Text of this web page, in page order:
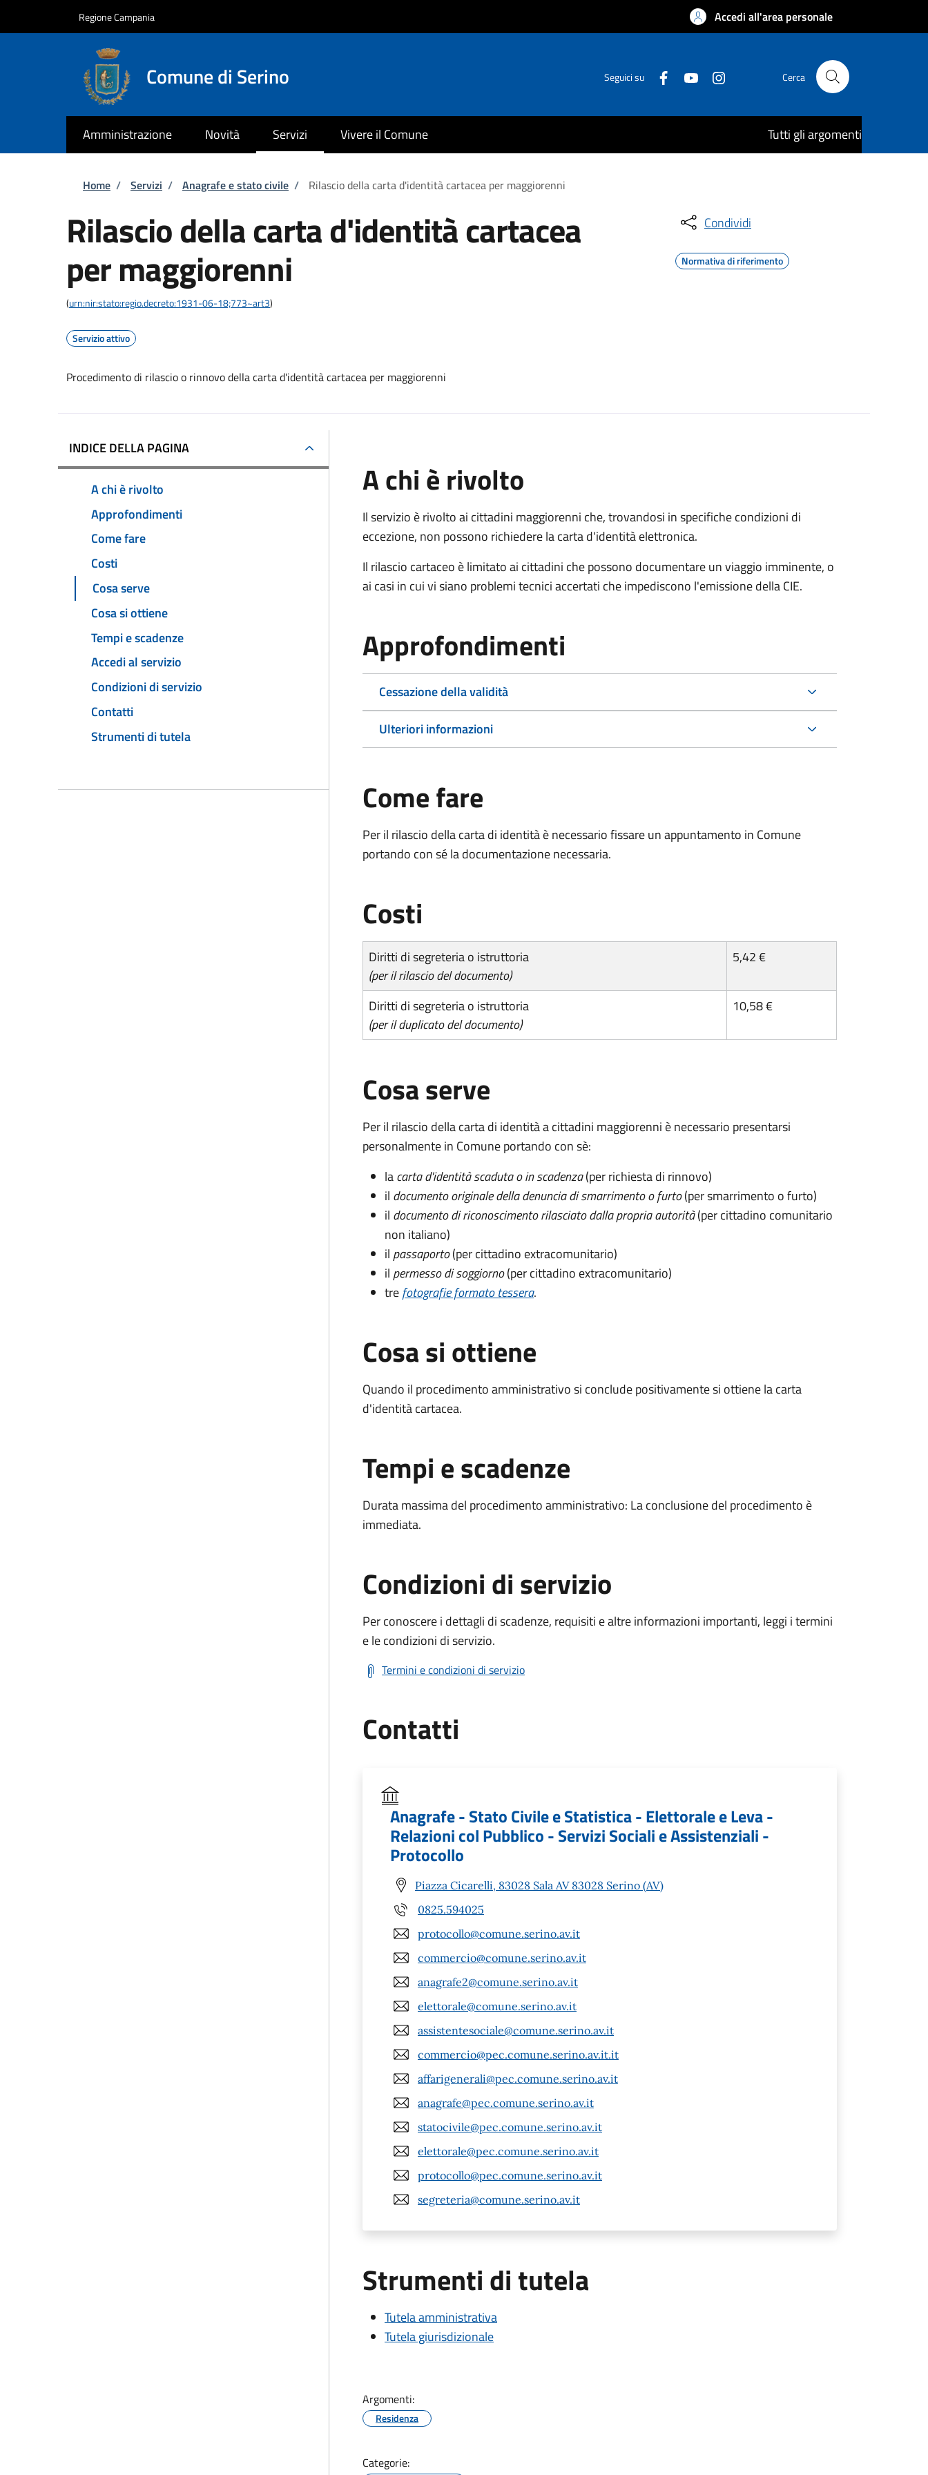
Regione Campania Accedi all'area personale
Comune di Serino Seguici su Cerca
Amministrazione Novità Servizi Vivere il Comune Tutti gli argomenti
Briciole di pane
Home / Servizi / Anagrafe e stato civile / Rilascio della carta d'identità cartacea per maggiorenni
Rilascio della carta d'identità cartacea
per maggiorenni
(urn:nir:stato:regio.decreto:1931-06-18;773~art3)
Servizio attivo
Procedimento di rilascio o rinnovo della carta d'identità cartacea per maggiorenni
Condividi
Normativa di riferimento
INDICE DELLA PAGINA
A chi è rivolto
Approfondimenti
Come fare
Costi
Cosa serve
Cosa si ottiene
Tempi e scadenze
Accedi al servizio
Condizioni di servizio
Contatti
Strumenti di tutela
A chi è rivolto
Il servizio è rivolto ai cittadini maggiorenni che, trovandosi in specifiche condizioni di
eccezione, non possono richiedere la carta d'identità elettronica.
Il rilascio cartaceo è limitato ai cittadini che possono documentare un viaggio imminente, o
ai casi in cui vi siano problemi tecnici accertati che impediscono l'emissione della CIE.
Approfondimenti
Cessazione della validità
Ulteriori informazioni
Come fare
Per il rilascio della carta di identità è necessario fissare un appuntamento in Comune
portando con sé la documentazione necessaria.
Costi
Diritti di segreteria o istruttoria
(per il rilascio del documento)
5,42 €
Diritti di segreteria o istruttoria
(per il duplicato del documento)
10,58 €
Cosa serve
Per il rilascio della carta di identità a cittadini maggiorenni è necessario presentarsi
personalmente in Comune portando con sè:
lacarta d'identità scaduta o in scadenza(per richiesta di rinnovo)
il documento originale della denuncia di smarrimento o furto(per smarrimento o furto)
il documento di riconoscimento rilasciato dalla propria autorità(per cittadino comunitario
non italiano)
il passaporto(per cittadino extracomunitario)
il permesso di soggiorno(per cittadino extracomunitario)
trefotografie formato tessera.
Cosa si ottiene
Quando il procedimento amministrativo si conclude positivamente si ottiene la carta
d'identità cartacea.
Tempi e scadenze
Durata massima del procedimento amministrativo: La conclusione del procedimento è
immediata.
Condizioni di servizio
Per conoscere i dettagli di scadenze, requisiti e altre informazioni importanti, leggi i termini
e le condizioni di servizio.
Termini e condizioni di servizio
Contatti
Anagrafe - Stato Civile e Statistica - Elettorale e Leva -
Relazioni col Pubblico - Servizi Sociali e Assistenziali -
Protocollo
Piazza Cicarelli, 83028 Sala AV 83028 Serino (AV)
0825.594025
protocollo@comune.serino.av.it
commercio@comune.serino.av.it
anagrafe2@comune.serino.av.it
elettorale@comune.serino.av.it
assistentesociale@comune.serino.av.it
commercio@pec.comune.serino.av.it.it
affarigenerali@pec.comune.serino.av.it
anagrafe@pec.comune.serino.av.it
statocivile@pec.comune.serino.av.it
elettorale@pec.comune.serino.av.it
protocollo@pec.comune.serino.av.it
segreteria@comune.serino.av.it
Strumenti di tutela
Tutela amministrativa
Tutela giurisdizionale
Argomenti:
Residenza
Categorie: